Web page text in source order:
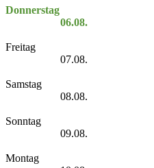
Donnerstag
06.08.
Freitag
07.08.
Samstag
08.08.
Sonntag
09.08.
Montag